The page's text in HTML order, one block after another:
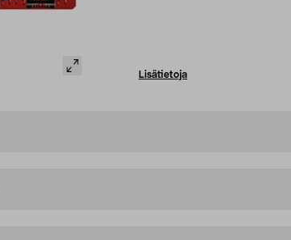
Lisätietoja